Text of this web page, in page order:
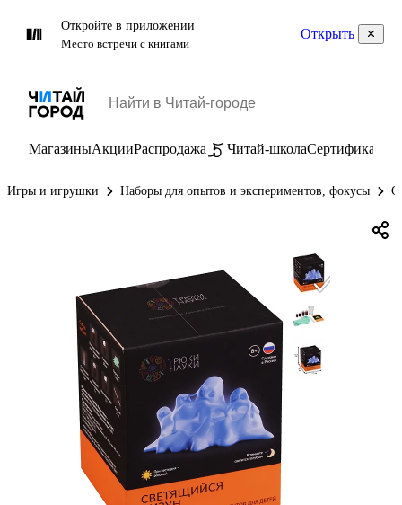
Откройте в приложении
Место встречи с книгами
Открыть
МагазиныАкцииРаспродажа Читай-школаСертификаты
Игры и игрушки Наборы для опытов и экспериментов, фокусы